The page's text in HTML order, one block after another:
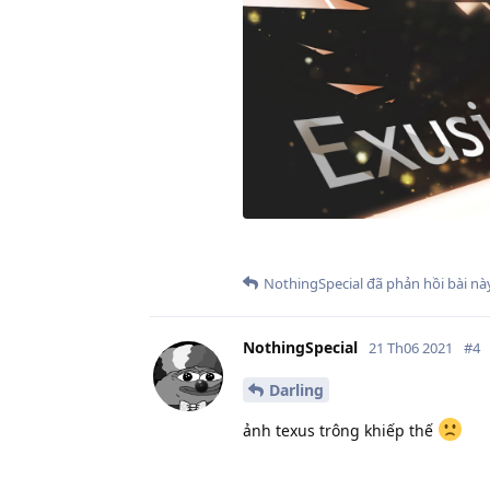
NothingSpecialđã phản hồi bài
NothingSpecial 21 Th06 2021 #4
Darling
ảnh texus trông khiếp thế